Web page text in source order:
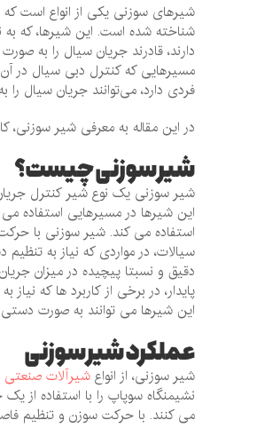
شیرهای سوزنی یکی از انواع است
شناخته شده است. این شیرها، که
دارند، قادرند جریان سیال را به
مسیرهایی که کنترل دبی سیال در
فردی دارد، می‌توانند جریان سیال را
در این مقاله به معرفی شیر سوزنی،
شیر سوزنی چیست؟
شیر سوزنی یک نوع شیر کنترل
این شیرها در مسیرهایی استفاده
استفاده می ‌کند. شیر سوزنی با
سیالات، در مواردی که نیاز به
دقیق و نسبتا پیچیده در میزان
پایدار، در برخی از کاربرد ها که
این شیرها می‌ توانند به صورت دستی
عملکرد شیر سوزنی
شیر سوزنی، از انواع شیرآلات صنعتی
نشیمنگاه سوپاپ را با استفاده از
می‌ کنند. با حرکت سوزن و تنظیم